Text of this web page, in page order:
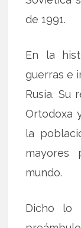
de 1991.
En la
guerras e
Rusia. Su
Ortodoxa
la
mayores
mundo.
Dicho lo